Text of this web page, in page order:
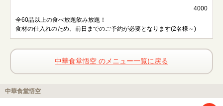
4000
全60品以上の食べ放題飲み放題！
食材の仕入れのため、前日までのご予約が必要となります(2名様～)
中華食堂悟空 のメニュー一覧に戻る
中華食堂悟空